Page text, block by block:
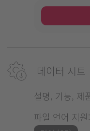
데이터 시트
설명, 기능, 제
파일 언어 지원: